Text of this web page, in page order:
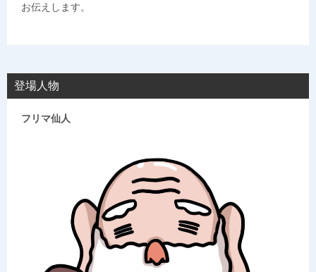
お伝えします。
登場人物
フリマ仙人